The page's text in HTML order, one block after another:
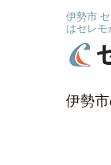
伊勢市
はセレモ
伊勢